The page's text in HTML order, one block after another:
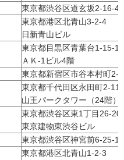
東京都渋谷区道玄坂2-16-4
東京都港区北青山3-2-4
日新青山ビル
東京都目黒区青葉台1-15-
ＡＫ-1ビル4階
東京都新宿区市谷本村町2-1
東京都千代田区永田町2-
山王パークタワー（24階）
東京都渋谷区東1丁目26-
東京建物東渋谷ビル
東京都渋谷区神宮前6-25-16
東京都港区北青山1-2-3